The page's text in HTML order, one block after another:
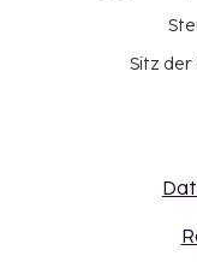
Sitz der